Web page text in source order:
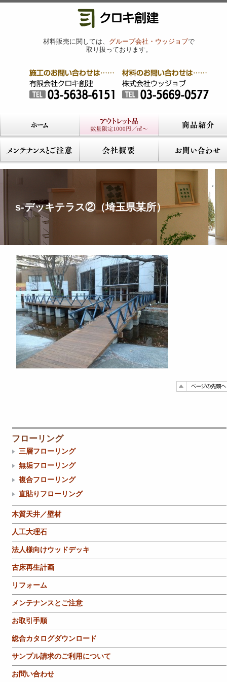
材料販売に関しては、 グループ会社・ウッジョブで
取り扱っております。
s-デッキテラス②（埼玉県某所）
フローリング
三層フローリング
無垢フローリング
複合フローリング
直貼りフローリング
木質天井／壁材
人工大理石
法人様向けウッドデッキ
古床再生計画
リフォーム
メンテナンスとご注意
お取引手順
総合カタログダウンロード
サンプル請求のご利用について
お問い合わせ